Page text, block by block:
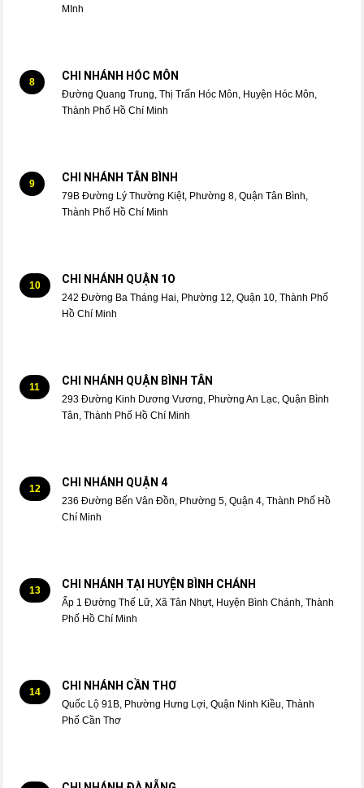
MInh
8 CHI NHÁNH HÓC MÔN
Đường Quang Trung, Thị Trấn Hóc Môn, Huyện Hóc Môn,
Thành Phố Hồ Chí Minh
9 CHI NHÁNH TÂN BÌNH
79B Đường Lý Thường Kiệt, Phường 8, Quận Tân Bình,
Thành Phố Hồ Chí Minh
10 CHI NHÁNH QUẬN 1O
242 Đường Ba Tháng Hai, Phường 12, Quận 10, Thành Phố
Hồ Chí Minh
11 CHI NHÁNH QUẬN BÌNH TÂN
293 Đường Kinh Dương Vương, Phường An Lạc, Quận Bình
Tân, Thành Phố Hồ Chí Minh
12 CHI NHÁNH QUẬN 4
236 Đường Bến Vân Đồn, Phường 5, Quận 4, Thành Phố Hồ
Chí Minh
13 CHI NHÁNH TẠI HUYỆN BÌNH CHÁNH
Ấp 1 Đường Thế Lữ, Xã Tân Nhựt, Huyện Bình Chánh, Thành
Phố Hồ Chí Minh
14 CHI NHÁNH CẦN THƠ
Quốc Lộ 91B, Phường Hưng Lợi, Quận Ninh Kiều, Thành
Phố Cần Thơ